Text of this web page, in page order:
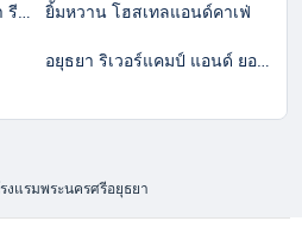
ยิ้มหวาน โฮสเทลแอนด์คาเฟ่
งแรมพระนครศรีอยุธยา